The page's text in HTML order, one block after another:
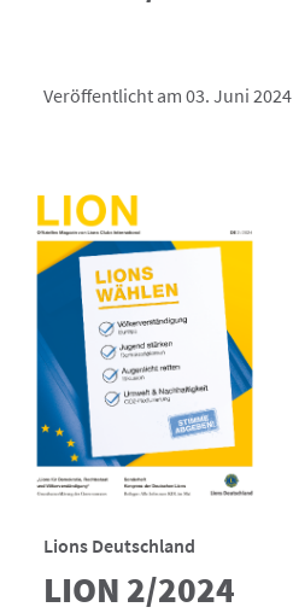
Veröffentlicht am 03. Juni 2024
Lions Deutschland
LION 2/2024